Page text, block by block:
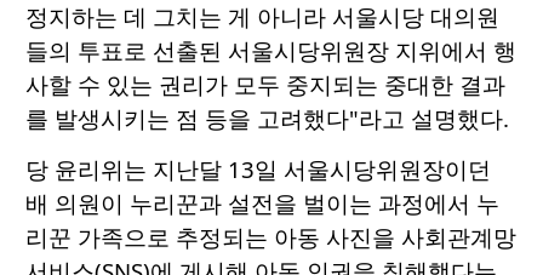
정지하는 데 그치는 게 아니라 서울시당 대의원
들의 투표로 선출된 서울시당위원장 지위에서 행
사할 수 있는 권리가 모두 중지되는 중대한 결과
를 발생시키는 점 등을 고려했다"라고 설명했다.
당 윤리위는 지난달 13일 서울시당위원장이던
배 의원이 누리꾼과 설전을 벌이는 과정에서 누
리꾼 가족으로 추정되는 아동 사진을 사회관계망